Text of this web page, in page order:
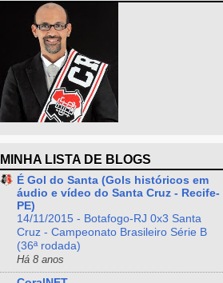
MINHA LISTA DE BLOGS
É Gol do Santa (Gols históricos em
áudio e vídeo do Santa Cruz - Recife-
PE)
14/11/2015 - Botafogo-RJ 0x3 Santa
Cruz - Campeonato Brasileiro Série B
(36ª rodada)
Há 8 anos